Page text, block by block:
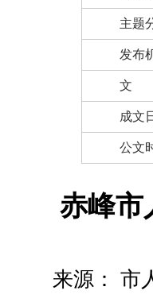
主题
发布
文
成文
公文
赤峰市
来源： 市